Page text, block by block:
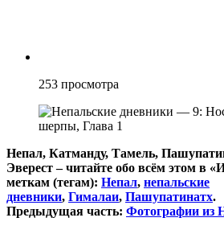
253 просмотра
Непал, Катманду, Тамель,
Эверест – читайте обо всём этом в
меткам (тегам): Непал, непальские
дневники, Гималаи, Пашупатинатх.
Предыдущая часть: Фотографии из